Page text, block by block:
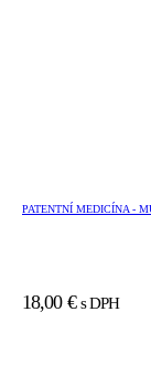
PATENTNÍ MEDICÍNA -
18,00 € s DPH